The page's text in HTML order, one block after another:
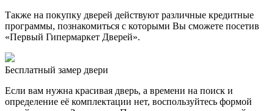
Также на покупку дверей действуют различные кредитные
программы, познакомиться с которыми Вы сможете посетив
«Первый Гипермаркет Дверей».
Бесплатный замер двери
Если вам нужна красивая дверь, а времени на поиск и
определение её комплектации нет, воспользуйтесь формой